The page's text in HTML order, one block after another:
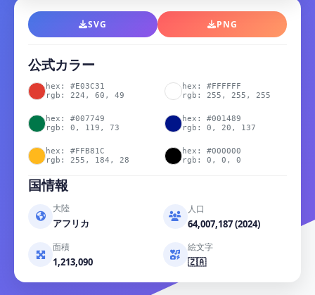
SVG PNG
公式カラー
hex: #E03C31
rgb: 224, 60, 49
hex: #FFFFFF
rgb: 255, 255, 255
hex: #007749
rgb: 0, 119, 73
hex: #001489
rgb: 0, 20, 137
hex: #FFB81C
rgb: 255, 184, 28
hex: #000000
rgb: 0, 0, 0
国情報
大陸
アフリカ
人口
64,007,187 (2024)
面積
1,213,090
絵文字
🇿🇦